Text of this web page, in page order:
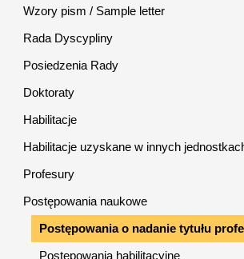
Wzory pism / Sample letter
Rada Dyscypliny
Posiedzenia Rady
Doktoraty
Habilitacje
Habilitacje uzyskane w innych
Profesury
Postępowania naukowe
Postępowania o nadanie tytułu
Postępowania habilitacyjne